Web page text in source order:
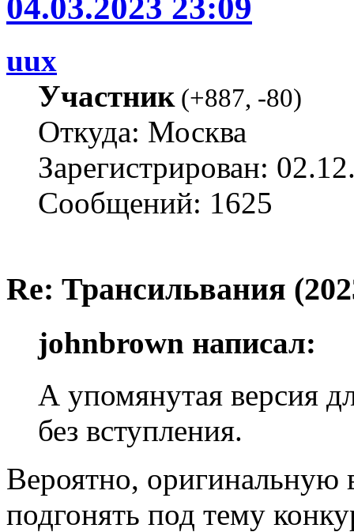
uux
Участник(+887, -80)
Откуда: Москва
Зарегистрирован:
Сообщений: 1625
Re: Трансильвания
johnbrown написал:
А упомянутая версия
без вступления.
Вероятно, оригинальную
подгонять под тему